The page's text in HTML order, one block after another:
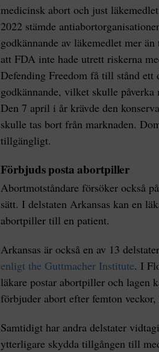
medicinsk abort och just
2022 stämde
godkännande av läkemedlet mer
att FDA inte hade utrett riskerna
Defending Freedom få till stånd
godkännande, vilket skulle
Den 7 april i år krävde den
skulle tas bort från marknaden.
tillgängligt.
Förbjuds posta abortpiller
Abortmotståndare försöker också
sätt. I delstaten Arkansas kan en
abortpiller till en patient.
Arkansas är också en av 13
enligt the Guttmacher Institute. I
läkare postar abortpiller och lagen
förbjuder abort efter femton
Samtidigt har andra delstater
ytterligare skydda tillgången till